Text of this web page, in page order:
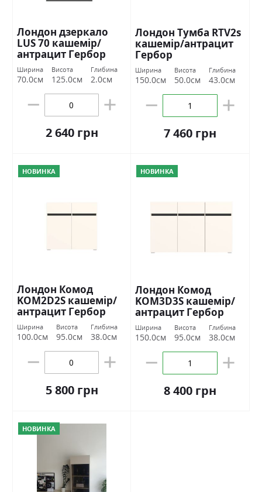
Лондон дзеркало
LUS 70 кашемір/
антрацит Гербор
Ширина
70.0см
Висота
125.0см
Глибина
2.0см
2 640 грн
Лондон Тумба RTV2s
кашемір/антрацит
Гербор
Ширина
150.0см
Висота
50.0см
Глибина
43.0см
7 460 грн
НОВИНКА
Лондон Комод
KOM2D2S кашемір/
антрацит Гербор
Ширина
100.0см
Висота
95.0см
Глибина
38.0см
5 800 грн
НОВИНКА
Лондон Комод
KOM3D3S кашемір/
антрацит Гербор
Ширина
150.0см
Висота
95.0см
Глибина
38.0см
8 400 грн
НОВИНКА